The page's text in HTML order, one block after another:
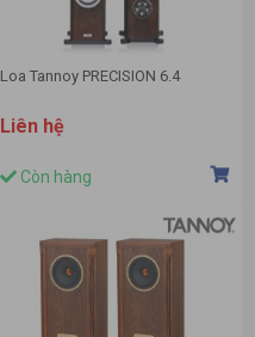
Loa Tannoy PRECISION 6.4
Liên hệ
Còn hàng